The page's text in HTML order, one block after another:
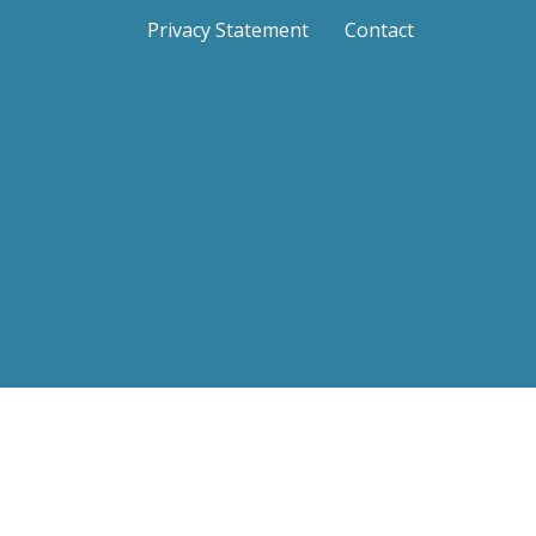
Privacy Statement Contact